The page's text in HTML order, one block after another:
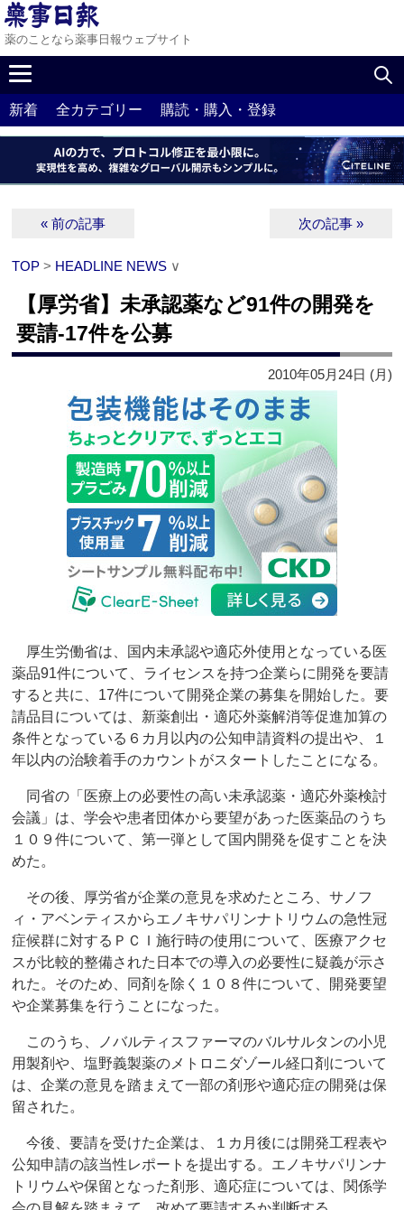
薬のことなら薬事日報ウェブサイト
新着 全カテゴリー 購読・購入・登録
« 前の記事 次の記事 »
TOP > HEADLINE NEWS ∨
【厚労省】未承認薬など91件の開発を
要請‐17件を公募
2010年05月24日 (月)
厚生労働省は、国内未承認や適応外使用となっている医
薬品91件について、ライセンスを持つ企業らに開発を要請
すると共に、17件について開発企業の募集を開始した。要
請品目については、新薬創出・適応外薬解消等促進加算の
条件となっている６カ月以内の公知申請資料の提出や、１
年以内の治験着手のカウントがスタートしたことになる。
同省の「医療上の必要性の高い未承認薬・適応外薬検討
会議」は、学会や患者団体から要望があった医薬品のうち
１０９件について、第一弾として国内開発を促すことを決
めた。
その後、厚労省が企業の意見を求めたところ、サノフ
ィ・アベンティスからエノキサパリンナトリウムの急性冠
症候群に対するＰＣＩ施行時の使用について、医療アクセ
スが比較的整備された日本での導入の必要性に疑義が示さ
れた。そのため、同剤を除く１０８件について、開発要望
や企業募集を行うことになった。
このうち、ノバルティスファーマのバルサルタンの小児
用製剤や、塩野義製薬のメトロニダゾール経口剤について
は、企業の意見を踏まえて一部の剤形や適応症の開発は保
留された。
今後、要請を受けた企業は、１カ月後には開発工程表や
公知申請の該当性レポートを提出する。エノキサパリンナ
トリウムや保留となった剤形、適応症については、関係学